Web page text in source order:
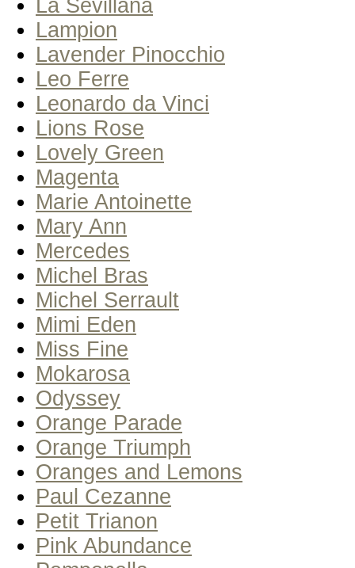
La Sevillana
Lampion
Lavender Pinocchio
Leo Ferre
Leonardo da Vinci
Lions Rose
Lovely Green
Magenta
Marie Antoinette
Mary Ann
Mercedes
Michel Bras
Michel Serrault
Mimi Eden
Miss Fine
Mokarosa
Odyssey
Orange Parade
Orange Triumph
Oranges and Lemons
Paul Cezanne
Petit Trianon
Pink Abundance